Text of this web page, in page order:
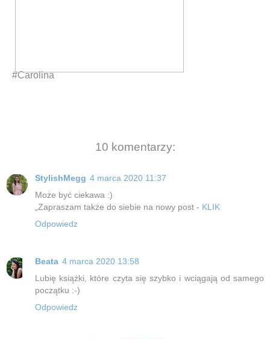
#Carolina
10 komentarzy:
StylishMegg 4 marca 2020 11:37
Może być ciekawa :)
„Zapraszam także do siebie na nowy post - KLIK
Odpowiedz
Beata 4 marca 2020 13:58
Lubię książki, które czyta się szybko i wciągają od samego
początku :-)
Odpowiedz